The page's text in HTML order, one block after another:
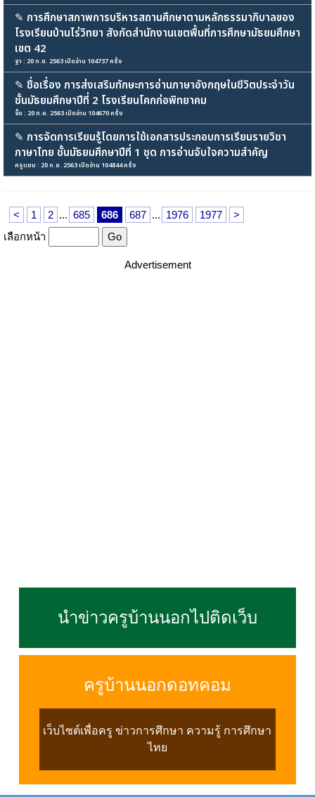
✎ การศึกษาสภาพการบริหารสถานศึกษาตามหลักธรรมาภิบาลของ
โรงเรียนบ้านไร่วิทยา สังกัดสำนักงานเขตพื้นที่การศึกษามัธยมศึกษา
เขต 42
ฐา : 20 ก.ย. 2563 เปิดอ่าน 104737 ครั้ง
✎ ชื่อเรื่อง การส่งเสริมทักษะการอ่านภาษาอังกฤษในชีวิตประจำวัน
ชั้นมัธยมศึกษาปีที่ 2 โรงเรียนโคกก่อพิทยาคม
จี๊ด : 20 ก.ย. 2563 เปิดอ่าน 104670 ครั้ง
✎ การจัดการเรียนรู้โดยการใช้เอกสารประกอบการเรียนรายวิชา
ภาษาไทย ชั้นมัธยมศึกษาปีที่ 1 ชุด การอ่านจับใจความสำคัญ
ครูแชม : 20 ก.ย. 2563 เปิดอ่าน 104844 ครั้ง
< 1 2 ... 685 686 687 ... 1976 1977
>
เลือกหน้า
Advertisement
นำข่าวครูบ้านนอกไปติดเว็บ
ครูบ้านนอกดอทคอม
เว็บไซต์เพื่อครู ข่าวการศึกษา ความรู้ การศึกษา
ไทย